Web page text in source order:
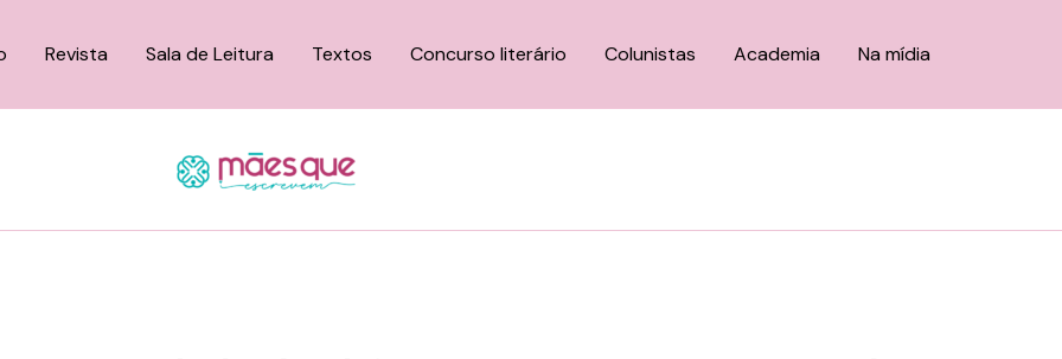
Revista Sala de Leitura Textos Concurso literário Colunistas Academia Na mídia